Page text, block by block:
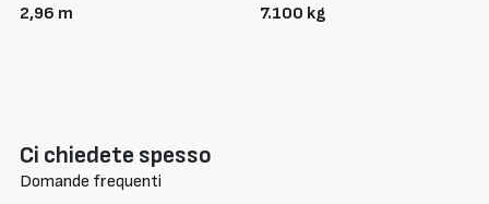
2,96 m 7.100 kg
Ci chiedete spesso
Domande frequenti